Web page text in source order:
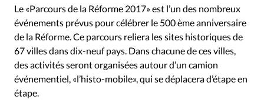
Le «Parcours de la Réforme 2017» est l’un des nombreux
événements prévus pour célébrer le 500 ème anniversaire
de la Réforme. Ce parcours reliera les sites historiques de
67 villes dans dix-neuf pays. Dans chacune de ces villes,
des activités seront organisées autour d’un camion
événementiel, «l’histo-mobile», qui se déplacera d’étape en
étape.